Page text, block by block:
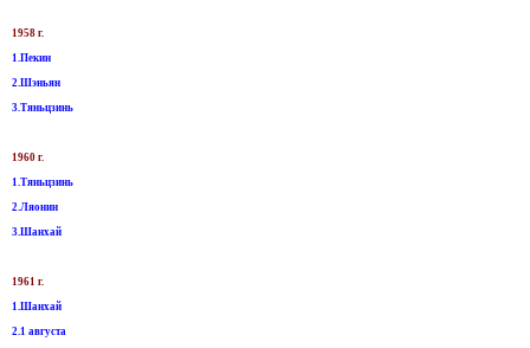
1958 г.
1.Пекин
2.Шэньян
3.Тяньцзинь
1960 г.
1.Тяньцзинь
2.Ляонин
3.Шанхай
1961 г.
1.Шанхай
2.1 августа